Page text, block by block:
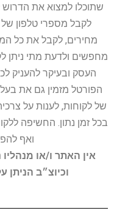
שתוכלו למצוא את
לקבל מספרי טלפון של
מחירים, לקבל את כל
מחפשים ולדעת מתי ניתן
העסק ובעיקר להעניק
הפורטל מזמין גם את
של לקוחות, לענות על
בכל זמן נתון. החשיפה
ואף
אין האתר ו/או
וכיוצ״ב